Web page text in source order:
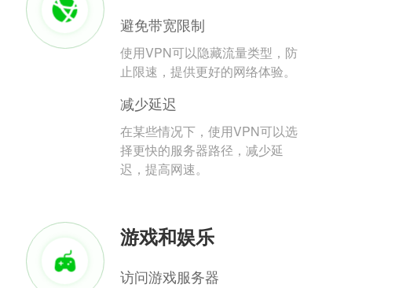
避免带宽限制
使用VPN可以隐藏流量类型，防
止限速，提供更好的网络体验。
减少延迟
在某些情况下，使用VPN可以选
择更快的服务器路径，减少延
迟，提高网速。
游戏和娱乐
访问游戏服务器